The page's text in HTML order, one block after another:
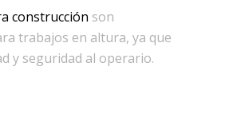
construcción son
trabajos en altura, ya que
y seguridad al operario.